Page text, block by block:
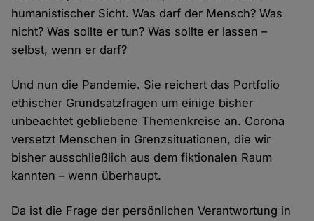
humanistischer Sicht. Was darf der Mensch? Was
nicht? Was sollte er tun? Was sollte er lassen –
selbst, wenn er darf?
Und nun die Pandemie. Sie reichert das Portfolio
ethischer Grundsatzfragen um einige bisher
unbeachtet gebliebene Themenkreise an. Corona
versetzt Menschen in Grenzsituationen, die wir
bisher ausschließlich aus dem fiktionalen Raum
kannten – wenn überhaupt.
Da ist die Frage der persönlichen Verantwortung in